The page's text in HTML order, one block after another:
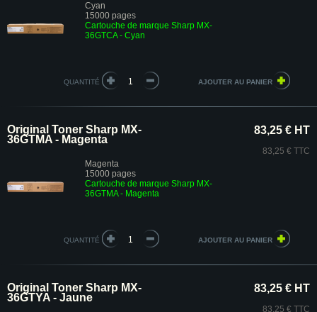
Cyan
15000 pages
Cartouche de marque Sharp MX-
36GTCA - Cyan
QUANTITÉ
Original Toner Sharp MX-
36GTMA - Magenta
Magenta
15000 pages
Cartouche de marque Sharp MX-
36GTMA - Magenta
83,25 € HT
83,25 € TTC
QUANTITÉ
Original Toner Sharp MX-
36GTYA - Jaune
83,25 € HT
83,25 € TTC